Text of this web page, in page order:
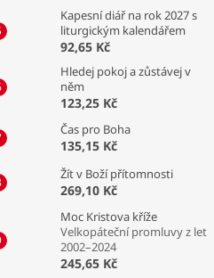
Kapesní diář na rok 2027 s
liturgickým kalendářem
92,65 Kč
Hledej pokoj a zůstávej v
něm
123,25 Kč
Čas pro Boha
135,15 Kč
Žít v Boží přítomnosti
269,10 Kč
Moc Kristova kříže
Velkopáteční promluvy z let
2002–2024
245,65 Kč